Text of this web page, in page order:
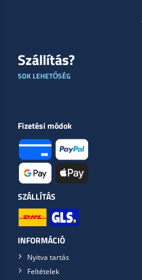
Szállítás?
SOK LEHETŐSÉG
Fizetési módok
SZÁLLÍTÁS
INFORMÁCIÓ
Nyitva tartás
Feltételek